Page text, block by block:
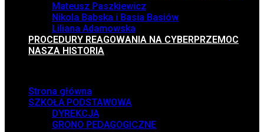
Mateusz Paszkiewicz
Nikola Babska i Basia Basiów
Liliana Adamowska
PROCEDURY REAGOWANIA NA CYBERPRZEMOC
NASZA HISTORIA
Strona główna
SZKOŁA PODSTAWOWA
DYREKCJA
GRONO PEDAGOGICZNE